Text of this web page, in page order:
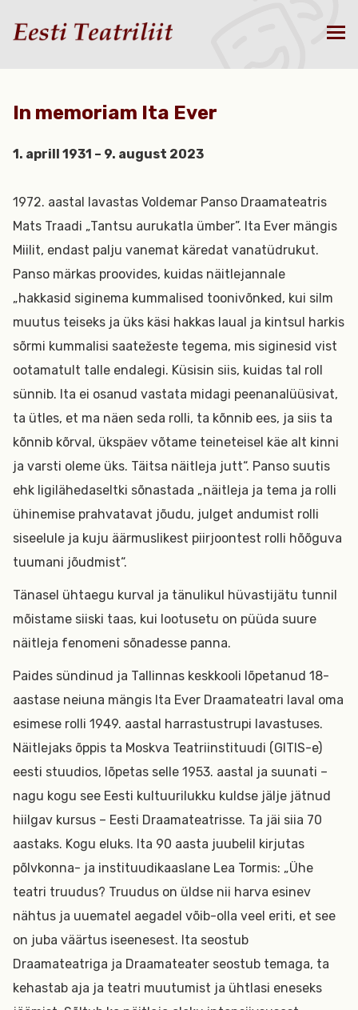
In memoriam Ita Ever
1. aprill 1931 – 9. august 2023
1972. aastal lavastas Voldemar Panso Draamateatris
Mats Traadi „Tantsu aurukatla ümber”. Ita Ever mängis
Miilit, endast palju vanemat käredat vanatüdrukut.
Panso märkas proovides, kuidas näitlejannale
„hakkasid siginema kummalised toonivõnked, kui silm
muutus teiseks ja üks käsi hakkas laual ja kintsul harkis
sõrmi kummalisi saatežeste tegema, mis siginesid vist
ootamatult talle endalegi. Küsisin siis, kuidas tal roll
sünnib. Ita ei osanud vastata midagi peenanalüüsivat,
ta ütles, et ma näen seda rolli, ta kõnnib ees, ja siis ta
kõnnib kõrval, ükspäev võtame teineteisel käe alt kinni
ja varsti oleme üks. Täitsa näitleja jutt“. Panso suutis
ehk ligilähedaseltki sõnastada „näitleja ja tema ja rolli
ühinemise prahvatavat jõudu, julget andumist rolli
siseelule ja kuju äärmuslikest piirjoontest rolli hõõguva
tuumani jõudmist“.
Tänasel ühtaegu kurval ja tänulikul hüvastijätu tunnil
mõistame siiski taas, kui lootusetu on püüda suure
näitleja fenomeni sõnadesse panna.
Paides sündinud ja Tallinnas keskkooli lõpetanud 18-
aastase neiuna mängis Ita Ever Draamateatri laval oma
esimese rolli 1949. aastal harrastustrupi lavastuses.
Näitlejaks õppis ta Moskva Teatriinstituudi (GITIS-e)
eesti stuudios, lõpetas selle 1953. aastal ja suunati –
nagu kogu see Eesti kultuurilukku kuldse jälje jätnud
hiilgav kursus – Eesti Draamateatrisse. Ta jäi siia 70
aastaks. Kogu eluks. Ita 90 aasta juubelil kirjutas
põlvkonna- ja instituudikaaslane Lea Tormis: „Ühe
teatri truudus? Truudus on üldse nii harva esinev
nähtus ja uuematel aegadel võib-olla veel eriti, et see
on juba väärtus iseenesest. Ita seostub
Draamateatriga ja Draamateater seostub temaga, ta
kehastab aja ja teatri muutumist ja ühtlasi eneseks